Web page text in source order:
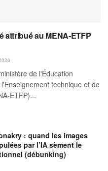
attribué au MENA-ETFP
de l'Éducation
technique et de
ETFP)...
: quand les images
par l’IA sèment le
(débunking)